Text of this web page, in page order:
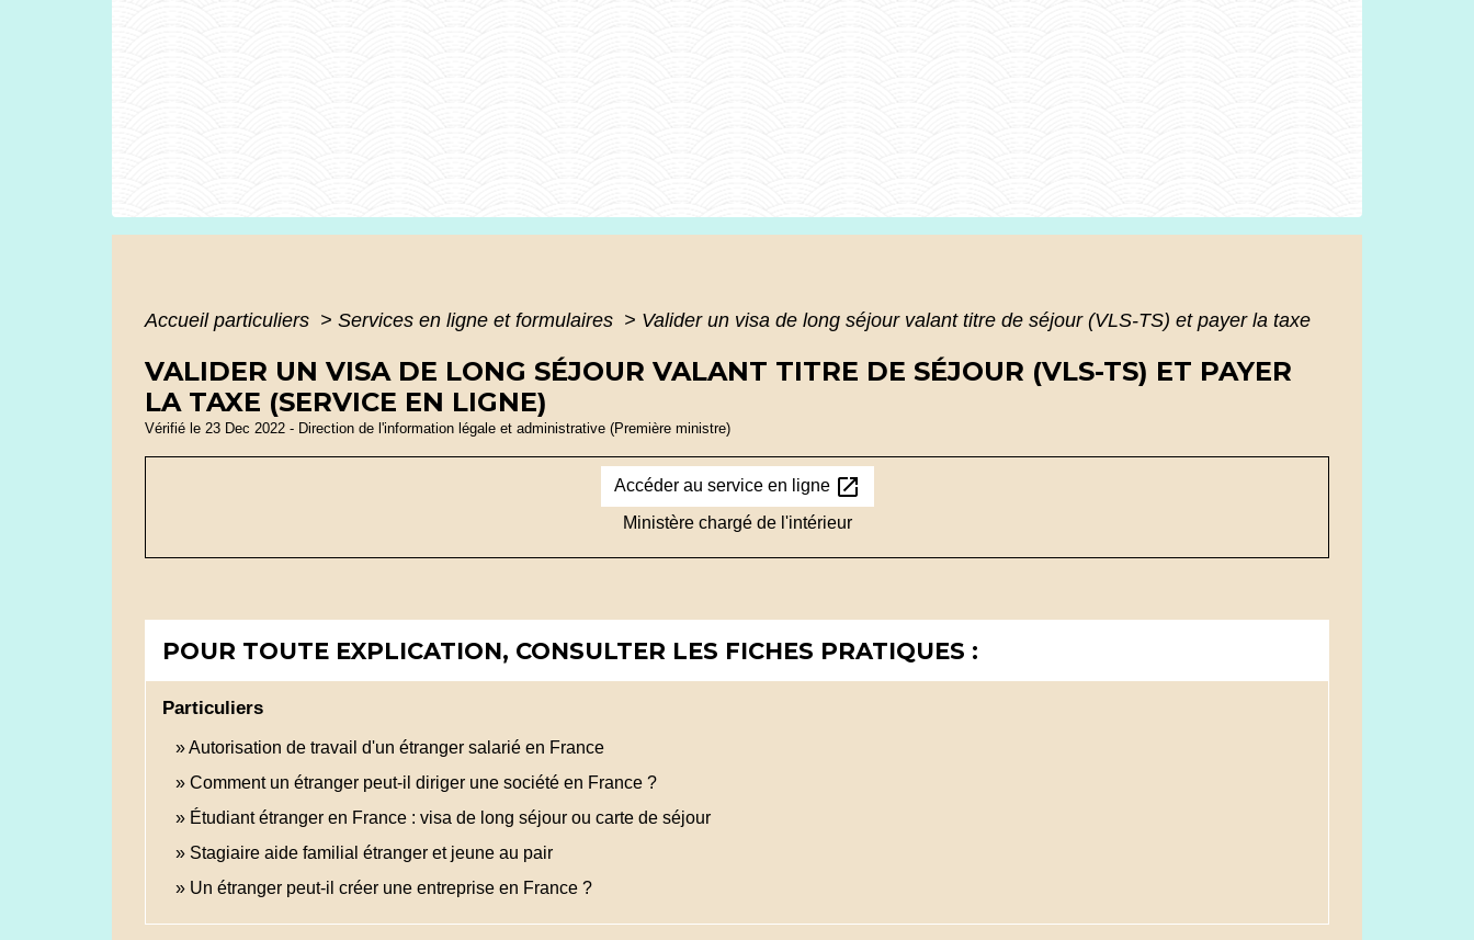
Accueil particuliers > Services en ligne et formulaires > Valider un visa de long séjour valant titre de séjour (VLS-TS) et payer la taxe
VALIDER UN VISA DE LONG SÉJOUR VALANT TITRE DE SÉJOUR (VLS-TS) ET PAYER
LA TAXE (SERVICE EN LIGNE)
Vérifié le 23 Dec 2022 - Direction de l'information légale et administrative (Première ministre)
Accéder au service en ligne open_in_new
Ministère chargé de l'intérieur
POUR TOUTE EXPLICATION, CONSULTER LES FICHES PRATIQUES :
Particuliers
Autorisation de travail d'un étranger salarié en France
Comment un étranger peut-il diriger une société en France ?
Étudiant étranger en France : visa de long séjour ou carte de séjour
Stagiaire aide familial étranger et jeune au pair
Un étranger peut-il créer une entreprise en France ?